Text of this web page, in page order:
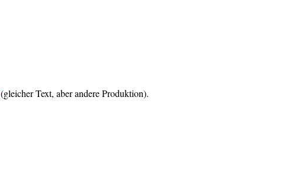
(gleicher Text, aber andere Produktion).